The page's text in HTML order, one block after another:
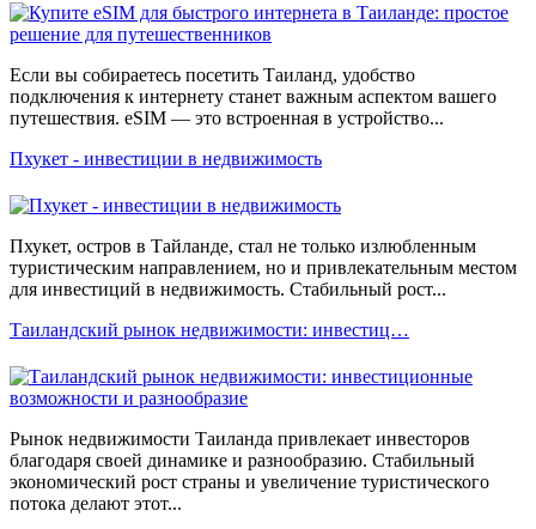
Если вы собираетесь посетить Таиланд, удобство
подключения к интернету станет важным аспектом вашего
путешествия. eSIM — это встроенная в устройство...
Пхукет - инвестиции в недвижимость
Пхукет, остров в Тайланде, стал не только излюбленным
туристическим направлением, но и привлекательным местом
для инвестиций в недвижимость. Стабильный рост...
Таиландский рынок недвижимости: инвестиц…
Рынок недвижимости Таиланда привлекает инвесторов
благодаря своей динамике и разнообразию. Стабильный
экономический рост страны и увеличение туристического
потока делают этот...